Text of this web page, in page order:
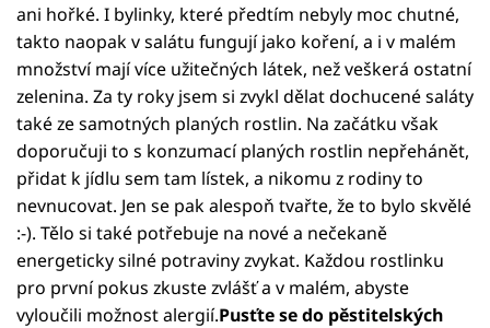
ani hořké. I bylinky, které předtím nebyly moc chutné,
takto naopak v salátu fungují jako koření, a i v malém
množství mají více užitečných látek, než veškerá ostatní
zelenina. Za ty roky jsem si zvykl dělat dochucené saláty
také ze samotných planých rostlin. Na začátku však
doporučuji to s konzumací planých rostlin nepřehánět,
přidat k jídlu sem tam lístek, a nikomu z rodiny to
nevnucovat. Jen se pak alespoň tvařte, že to bylo skvělé
:-). Tělo si také potřebuje na nové a nečekaně
energeticky silné potraviny zvykat. Každou rostlinku
pro první pokus zkuste zvlášť a v malém, abyste
vyloučili možnost alergií.Pusťte se do pěstitelských